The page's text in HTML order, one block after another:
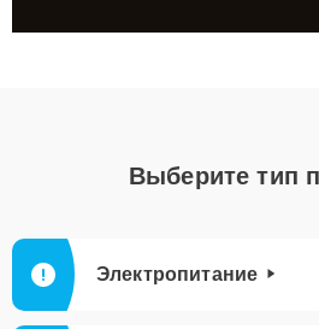
Выберите тип
Электропитание